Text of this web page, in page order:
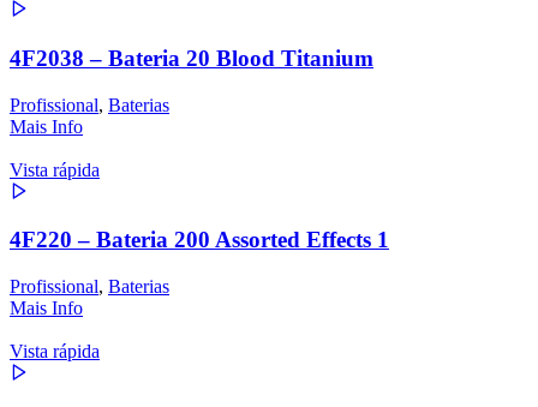
4F2038 – Bateria 20 Blood Titanium
Profissional, Baterias
Mais Info
Vista rápida
4F220 – Bateria 200 Assorted Effects 1
Profissional, Baterias
Mais Info
Vista rápida